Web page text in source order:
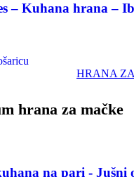
– Kuhana hrana –
HRANA
hrana za mačke
na pari - Jušni